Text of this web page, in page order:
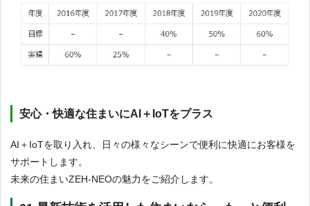
安心・快適な住まいにAI＋IoTをプラス
AI＋IoTを取り入れ、日々の様々なシーンで便利に快適にお客様を
サポートします。
未来の住まいZEH-NEOの魅力をご紹介します。